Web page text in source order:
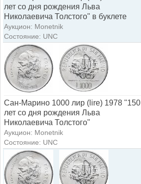
лет со дня рождения Льва
Николаевича Толстого" в буклете
Аукцион: Monetnik
Состояние: UNC
Сан-Марино 1000 лир (lire) 1978 "150
лет со дня рождения Льва
Николаевича Толстого"
Аукцион: Monetnik
Состояние: UNC